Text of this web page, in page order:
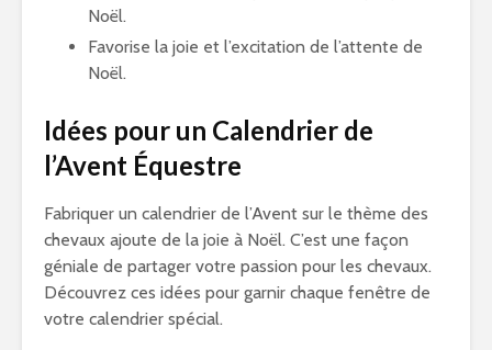
Noël.
Favorise la joie et l’excitation de l’attente de
Noël.
Idées pour un Calendrier de
l’Avent Équestre
Fabriquer un calendrier de l’Avent sur le thème des
chevaux ajoute de la joie à Noël. C’est une façon
géniale de partager votre passion pour les chevaux.
Découvrez ces idées pour garnir chaque fenêtre de
votre calendrier spécial.